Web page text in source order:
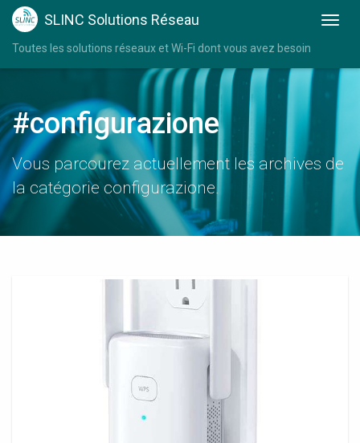
SLINC Solutions Réseau
Toutes les solutions réseaux et Wi-Fi dont vous avez besoin
#configurazione
Vous parcourez actuellement les archives de
la catégorie configurazione.